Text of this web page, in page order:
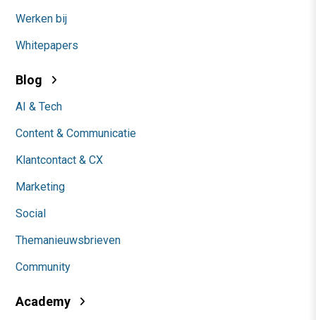
Werken bij
Whitepapers
Blog
AI & Tech
Content & Communicatie
Klantcontact & CX
Marketing
Social
Themanieuwsbrieven
Community
Academy